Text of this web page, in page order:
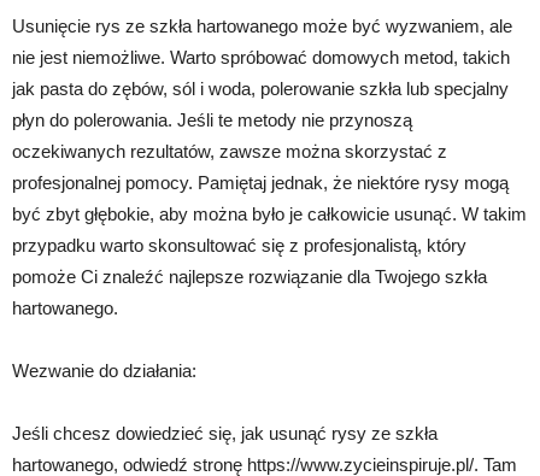
Usunięcie rys ze szkła hartowanego może być wyzwaniem, ale
nie jest niemożliwe. Warto spróbować domowych metod, takich
jak pasta do zębów, sól i woda, polerowanie szkła lub specjalny
płyn do polerowania. Jeśli te metody nie przynoszą
oczekiwanych rezultatów, zawsze można skorzystać z
profesjonalnej pomocy. Pamiętaj jednak, że niektóre rysy mogą
być zbyt głębokie, aby można było je całkowicie usunąć. W takim
przypadku warto skonsultować się z profesjonalistą, który
pomoże Ci znaleźć najlepsze rozwiązanie dla Twojego szkła
hartowanego.
Wezwanie do działania:
Jeśli chcesz dowiedzieć się, jak usunąć rysy ze szkła
hartowanego, odwiedź stronę https://www.zycieinspiruje.pl/. Tam